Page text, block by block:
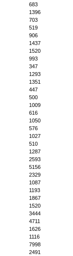
683
1396
703
519
906
1437
1520
993
347
1293
1351
447
500
1009
616
1050
576
1027
510
1287
2593
5156
2329
1087
1193
1867
1520
3444
4711
1626
1116
7998
2491